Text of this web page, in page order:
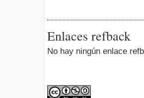
Enlaces refback
No hay ningún enlace